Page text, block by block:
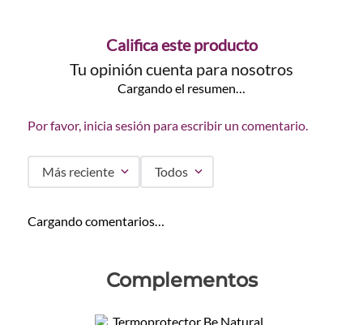
Califica este producto
Tu opinión cuenta para nosotros
Cargando el resumen…
Por favor, inicia sesión para escribir un comentario.
Más reciente Todos
Cargando comentarios…
Complementos